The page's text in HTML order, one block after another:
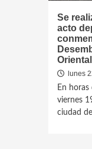
Se
acto
lunes
En horas
viernes
ciudad